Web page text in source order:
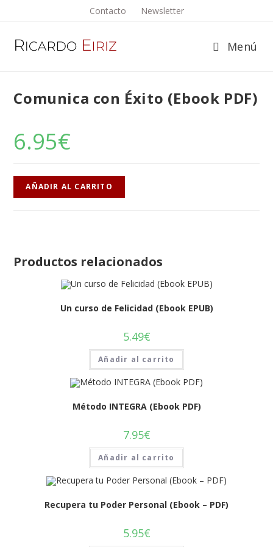
contenido
Contacto Newsletter
Menú
Comunica con Éxito (Ebook PDF)
6.95€
Comunica
con
cantidad
AÑADIR AL CARRITO
Productos relacionados
Un curso de Felicidad (Ebook EPUB)
5.49€
Añadir al carrito
Método INTEGRA (Ebook PDF)
7.95€
Añadir al carrito
Recupera tu Poder Personal (Ebook – PDF)
5.95€